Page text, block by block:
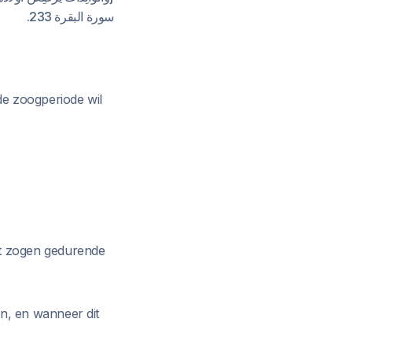
سورة البقرة 233.
zoogperiode wil
zogen gedurende
en wanneer dit